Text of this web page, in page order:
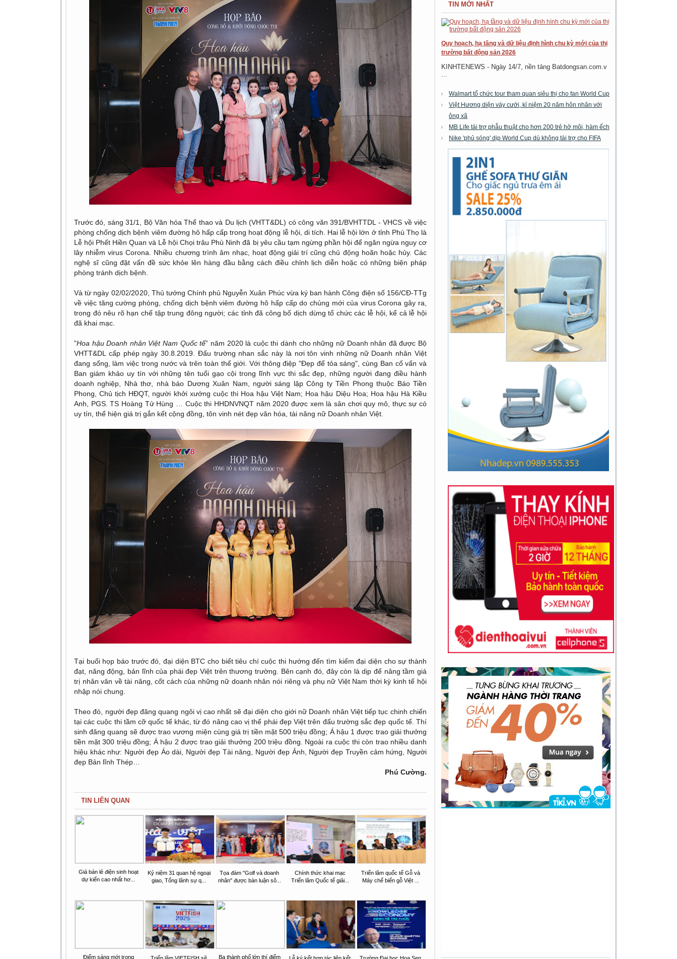
Trước đó, sáng 31/1, Bộ Văn hóa Thể thao và Du lịch (VHTT&DL) có công văn 391/BVHTTDL - VHCS về việc
phòng chống dịch bệnh viêm đường hô hấp cấp trong hoạt động lễ hội, di tích. Hai lễ hội lớn ở tỉnh Phú Thọ là
Lễ hội Phết Hiền Quan và Lễ hội Chọi trâu Phù Ninh đã bị yêu cầu tạm ngừng phần hội để ngăn ngừa nguy cơ
lây nhiễm virus Corona. Nhiều chương trình âm nhạc, hoạt động giải trí cũng chủ động hoãn hoặc hủy. Các
nghệ sĩ cũng đặt vấn đề sức khỏe lên hàng đầu bằng cách điều chỉnh lịch diễn hoặc có những biện pháp
phòng tránh dịch bệnh.
Và từ ngày 02/02/2020, Thủ tướng Chính phủ Nguyễn Xuân Phúc vừa ký ban hành Công điện số 156/CĐ-TTg
về việc tăng cường phòng, chống dịch bệnh viêm đường hô hấp cấp do chủng mới của virus Corona gây ra,
trong đó nêu rõ hạn chế tập trung đông người; các tỉnh đã công bố dịch dừng tổ chức các lễ hội, kể cả lễ hội
đã khai mạc.
"Hoa hậu Doanh nhân Việt Nam Quốc tế” năm 2020 là cuộc thi dành cho những nữ Doanh nhân đã được Bộ
VHTT&DL cấp phép ngày 30.8.2019. Đấu trường nhan sắc này là nơi tôn vinh những nữ Doanh nhân Việt
đang sống, làm việc trong nước và trên toàn thế giới. Với thông điệp "Đẹp để tỏa sáng", cùng Ban cố vấn và
Ban giám khảo uy tín với những tên tuổi gạo cội trong lĩnh vực thi sắc đẹp, những người đang điều hành
doanh nghiệp, Nhà thơ, nhà báo Dương Xuân Nam, người sáng lập Công ty Tiền Phong thuộc Báo Tiền
Phong, Chủ tịch HĐQT, người khởi xướng cuộc thi Hoa hậu Việt Nam; Hoa hậu Diệu Hoa; Hoa hậu Hà Kiều
Anh, PGS. TS Hoàng Tử Hùng … Cuộc thi HHDNVNQT năm 2020 được xem là sân chơi quy mô, thực sự có
uy tín, thể hiện giá trị gắn kết cộng đồng, tôn vinh nét đẹp văn hóa, tài năng nữ Doanh nhân Việt.
Tại buổi họp báo trước đó, đại diện BTC cho biết tiêu chí cuộc thi hướng đến tìm kiếm đại diện cho sự thành
đạt, năng động, bản lĩnh của phái đẹp Việt trên thương trường. Bên cạnh đó, đây còn là dịp để nâng tầm giá
trị nhân văn về tài năng, cốt cách của những nữ doanh nhân nói riêng và phụ nữ Việt Nam thời kỳ kinh tế hội
nhập nói chung.
Theo đó, người đẹp đăng quang ngôi vị cao nhất sẽ đại diện cho giới nữ Doanh nhân Việt tiếp tục chinh chiến
tại các cuộc thi tầm cỡ quốc tế khác, từ đó nâng cao vị thế phái đẹp Việt trên đấu trường sắc đẹp quốc tế. Thí
sinh đăng quang sẽ được trao vương miện cùng giá trị tiền mặt 500 triệu đồng; Á hậu 1 được trao giải thưởng
tiền mặt 300 triệu đồng; Á hậu 2 được trao giải thưởng 200 triệu đồng. Ngoài ra cuộc thi còn trao nhiều danh
hiệu khác như: Người đẹp Áo dài, Người đẹp Tài năng, Người đẹp Ảnh, Người đẹp Truyền cảm hứng, Người
đẹp Bản lĩnh Thép…
Phú Cường.
TIN LIÊN QUAN
Giá bán lẻ điện sinh hoạt
dự kiến cao nhất hơ...
Kỷ niệm 31 quan hệ ngoại
giao, Tổng lãnh sự q...
Tọa đàm "Golf và doanh
nhân" được bàn luận sô...
Chính thức khai mạc
Triển lãm Quốc tế giải...
Triển lãm quốc tế Gỗ và
Máy chế biến gỗ Việt ...
Điểm sáng mới trong Ba thành phố lớn thí điểm
TIN MỚI NHẤT
Quy hoạch, hạ tầng và dữ liệu định hình chu kỳ mới của thị
trường bất động sản 2026
KINHTENEWS - Ngày 14/7, nền tảng Batdongsan.com.v
...
Walmart tổ chức tour tham quan siêu thị cho fan World Cup
Việt Hương diện váy cưới, kỉ niệm 20 năm hôn nhân với
ông xã
MB Life tài trợ phẫu thuật cho hơn 200 trẻ hở môi, hàm ếch
Nike 'phủ sóng' dịp World Cup dù không tài trợ cho FIFA